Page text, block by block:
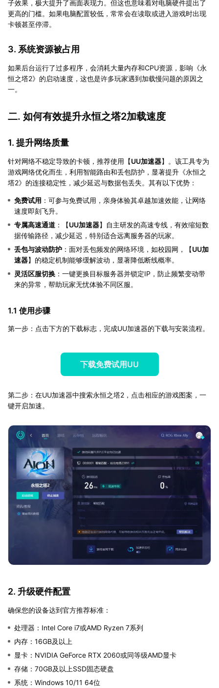
子效果，极大提升了画面表现力。但这也意味着对电脑硬件提出了
更高的门槛。如果电脑配置较低，常常会在读取或进入游戏时出现
卡顿甚至停滞。
3. 系统资源被占用
如果后台运行了过多程序，会消耗大量内存和CPU资源，影响《永
恒之塔2》的启动速度，这也是许多玩家遇到加载慢问题的原因之
一。
二. 如何有效提升永恒之塔2加载速度
1. 提升网络质量
针对网络不稳定导致的卡顿，推荐使用【UU加速器】。该工具专为
游戏网络优化而生，利用智能路由和丢包防护，显著提升《永恒之
塔2》的连接稳定性，减少延迟与数据包丢失。其有以下优势：
免费试用 ：可参与免费试用，亲身体验其卓越加速效能，让网络
速度即刻飞升。
专属高速通道 ：【UU加速器】自主研发的高速专线，有效缩短数
据传输路径，减少延迟，特别适合远离服务器的玩家。
丢包与波动防护 ：面对丢包频发的网络环境，如校园网，【UU加
速器】的稳定机制能够缓解波动，显著降低断线概率。
灵活区服切换 ：一键更换目标服务器并锁定IP，防止频繁变动带
来的异常，帮助玩家无忧体验不同区服。
1.1 使用步骤
第一步：点击下方的下载标志，完成UU加速器的下载与安装流程。
下载免费试用UU
第二步：在UU加速器中搜索永恒之塔2，点击相应的游戏图案，一
键开启加速。
2. 升级硬件配置
确保您的设备达到官方推荐标准：
处理器：Intel Core i7或AMD Ryzen 7系列
内存：16GB及以上
显卡：NVIDIA GeForce RTX 2060或同等级AMD显卡
存储：70GB及以上SSD固态硬盘
系统：Windows 10/11 64位